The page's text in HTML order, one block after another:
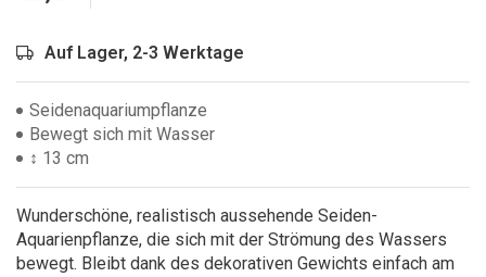
Auf Lager, 2-3 Werktage
Seidenaquariumpflanze
Bewegt sich mit Wasser
↕ 13 cm
Wunderschöne, realistisch aussehende Seiden-
Aquarienpflanze, die sich mit der Strömung des Wassers
bewegt. Bleibt dank des dekorativen Gewichts einfach am